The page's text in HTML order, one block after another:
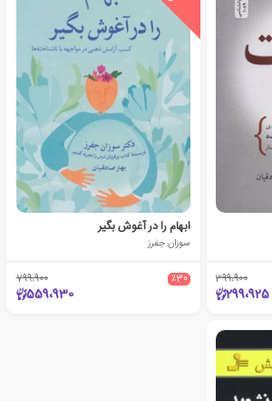
399،900
299،925
ابهام را در آغوش بگیر
سوزان جفرز
٪30 799،900
559،930